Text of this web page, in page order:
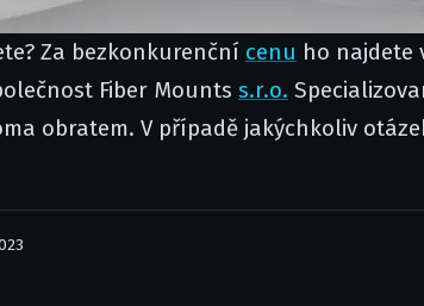
Za bezkonkurenční cenu ho najdete
Fiber Mounts s.r.o.
obratem. V případě jakýchkoliv